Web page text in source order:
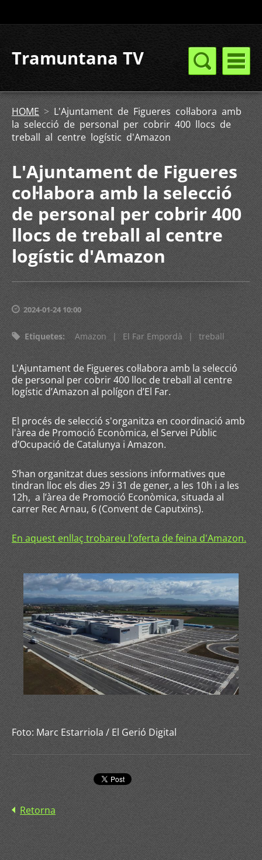
Tramuntana TV
HOME > L'Ajuntament de Figueres col·labora amb
la selecció de personal per cobrir 400 llocs de
treball al centre logístic d'Amazon
L'Ajuntament de Figueres
col·labora amb la selecció
de personal per cobrir 400
llocs de treball al centre
logístic d'Amazon
2024-01-24 10:00
Etiquetes: Amazon | El Far Empordà | treball
L'Ajuntament de Figueres col·labora amb la selecció
de personal per cobrir 400 lloc de treball al centre
logístic d’Amazon al polígon d’El Far.
El procés de selecció s'organitza en coordinació amb
l'àrea de Promoció Econòmica, el Servei Públic
d’Ocupació de Catalunya i Amazon.
S’han organitzat dues sessions informatives que
tindran lloc els dies 29 i 31 de gener, a les 10h i a les
12h, a l’àrea de Promoció Econòmica, situada al
carrer Rec Arnau, 6 (Convent de Caputxins).
En aquest enllaç trobareu l'oferta de feina d'Amazon.
Foto: Marc Estarriola / El Gerió Digital
Retorna